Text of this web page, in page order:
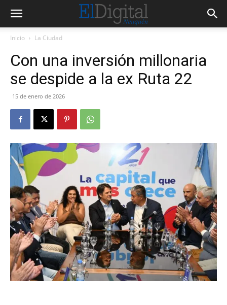
Inicio La Ciudad
Con una inversión millonaria
se despide a la ex Ruta 22
15 de enero de 2026